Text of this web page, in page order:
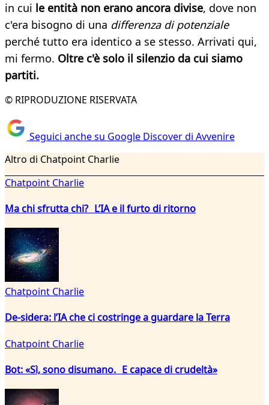
in cui le entità non erano ancora divise, dove non
c'era bisogno di una differenza di potenziale
perché tutto era identico a se stesso. Arrivati qui,
mi fermo. Oltre c'è solo il silenzio da cui siamo
partiti.
© RIPRODUZIONE RISERVATA
Seguici anche su Google Discover di Avvenire
Altro di Chatpoint Charlie
Chatpoint Charlie
Ma chi sfrutta chi? L’IA e il furto di ritorno
Chatpoint Charlie
De-sidera: l’IA che ci costringe a guardare la Terra
Chatpoint Charlie
Bot: «Sì, sono disumano. E capace di crudeltà»